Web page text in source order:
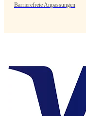
Barrierefreie Anpassungen